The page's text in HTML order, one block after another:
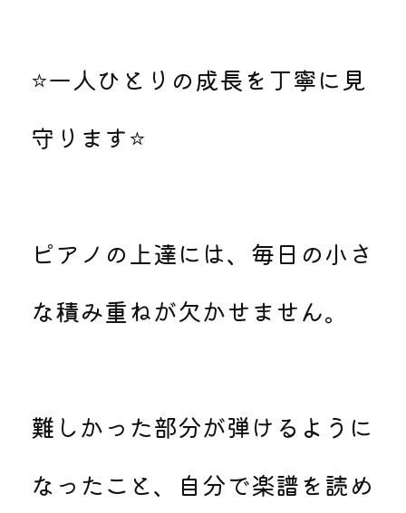
⭐一人ひとりの成長を丁寧に見
守ります⭐
ピアノの上達には、毎日の小さ
な積み重ねが欠かせません。
難しかった部分が弾けるように
なったこと、自分で楽譜を読め